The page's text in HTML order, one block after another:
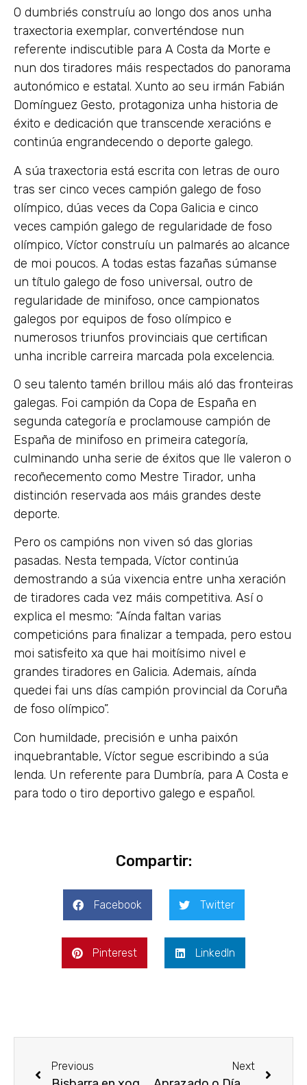
O dumbriés construíu ao longo dos anos unha
traxectoria exemplar, converténdose nun
referente indiscutible para A Costa da Morte e
nun dos tiradores máis respectados do panorama
autonómico e estatal. Xunto ao seu irmán Fabián
Domínguez Gesto, protagoniza unha historia de
éxito e dedicación que transcende xeracións e
continúa engrandecendo o deporte galego.
A súa traxectoria está escrita con letras de ouro
tras ser cinco veces campión galego de foso
olímpico, dúas veces da Copa Galicia e cinco
veces campión galego de regularidade de foso
olímpico, Víctor construíu un palmarés ao alcance
de moi poucos. A todas estas fazañas súmanse
un título galego de foso universal, outro de
regularidade de minifoso, once campionatos
galegos por equipos de foso olímpico e
numerosos triunfos provinciais que certifican
unha incrible carreira marcada pola excelencia.
O seu talento tamén brillou máis aló das fronteiras
galegas. Foi campión da Copa de España en
segunda categoría e proclamouse campión de
España de minifoso en primeira categoría,
culminando unha serie de éxitos que lle valeron o
recoñecemento como Mestre Tirador, unha
distinción reservada aos máis grandes deste
deporte.
Pero os campións non viven só das glorias
pasadas. Nesta tempada, Víctor continúa
demostrando a súa vixencia entre unha xeración
de tiradores cada vez máis competitiva. Así o
explica el mesmo: “Aínda faltan varias
competicións para finalizar a tempada, pero estou
moi satisfeito xa que hai moitísimo nivel e
grandes tiradores en Galicia. Ademais, aínda
quedei fai uns días campión provincial da Coruña
de foso olímpico”.
Con humildade, precisión e unha paixón
inquebrantable, Víctor segue escribindo a súa
lenda. Un referente para Dumbría, para A Costa e
para todo o tiro deportivo galego e español.
Compartir:
Facebook Twitter
Pinterest LinkedIn
Previous Next